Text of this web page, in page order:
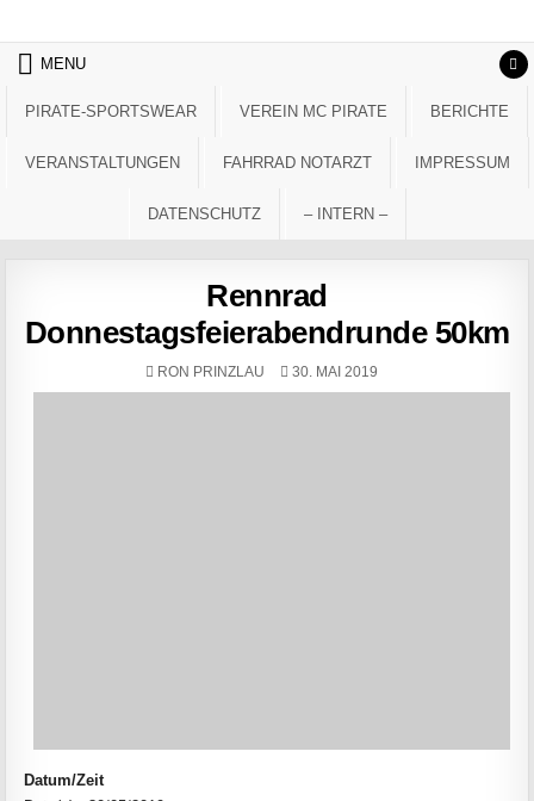
MENU
PIRATE-SPORTSWEAR VEREIN MC PIRATE BERICHTE
VERANSTALTUNGEN FAHRRAD NOTARZT IMPRESSUM
DATENSCHUTZ – INTERN –
Rennrad
Donnestagsfeierabendrunde 50km
AUTHOR:
RON PRINZLAU PUBLISHED DATE:
30. MAI 2019
Datum/Zeit